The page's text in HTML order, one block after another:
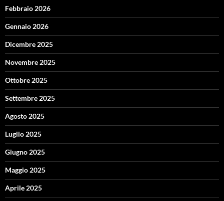
Febbraio 2026
Gennaio 2026
Dicembre 2025
Novembre 2025
Ottobre 2025
Settembre 2025
Agosto 2025
Luglio 2025
Giugno 2025
Maggio 2025
Aprile 2025